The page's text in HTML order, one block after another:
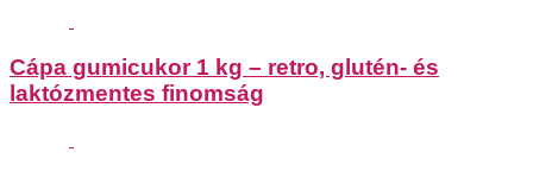
Cápa gumicukor 1 kg – retro, glutén- és
laktózmentes finomság